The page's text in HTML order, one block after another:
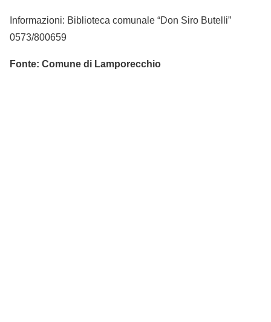
Informazioni: Biblioteca comunale “Don Siro Butelli”
0573/800659
Fonte: Comune di Lamporecchio